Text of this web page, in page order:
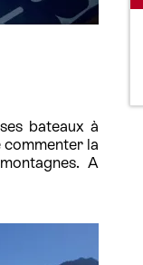
bateaux à
la
A